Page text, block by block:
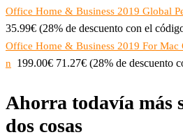
Office Home & Business 2019 Global
35.99€ (28% de descuento con el
Office Home & Business 2019 For Mac
n 199.00€ 71.27€ (28% de descuento
Ahorra todavía más
dos cosas